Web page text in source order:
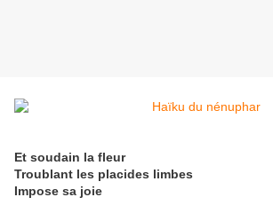
Et soudain la fleur
Troublant les placides limbes
Impose sa joie